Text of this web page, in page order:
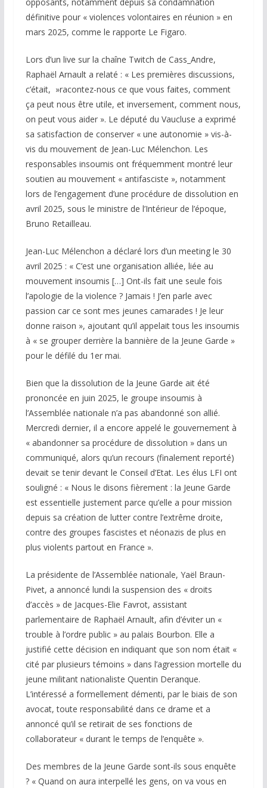
définitive pour « violences volontaires en réunion » en
mars 2025, comme le rapporte Le Figaro.
Lors d’un live sur la chaîne Twitch de Cass_Andre,
Raphaël Arnault a relaté : « Les premières discussions,
c’était, »racontez-nous ce que vous faites, comment
ça peut nous être utile, et inversement, comment nous,
on peut vous aider ». Le député du Vaucluse a exprimé
sa satisfaction de conserver « une autonomie » vis-à-
vis du mouvement de Jean-Luc Mélenchon. Les
responsables insoumis ont fréquemment montré leur
soutien au mouvement « antifasciste », notamment
lors de l’engagement d’une procédure de dissolution en
avril 2025, sous le ministre de l’Intérieur de l’époque,
Bruno Retailleau.
Jean-Luc Mélenchon a déclaré lors d’un meeting le 30
avril 2025 : « C’est une organisation alliée, liée au
mouvement insoumis […] Ont-ils fait une seule fois
l’apologie de la violence ? Jamais ! J’en parle avec
passion car ce sont mes jeunes camarades ! Je leur
donne raison », ajoutant qu’il appelait tous les insoumis
à « se grouper derrière la bannière de la Jeune Garde »
pour le défilé du 1er mai.
Bien que la dissolution de la Jeune Garde ait été
prononcée en juin 2025, le groupe insoumis à
l’Assemblée nationale n’a pas abandonné son allié.
Mercredi dernier, il a encore appelé le gouvernement à
« abandonner sa procédure de dissolution » dans un
communiqué, alors qu’un recours (finalement reporté)
devait se tenir devant le Conseil d’Etat. Les élus LFI ont
souligné : « Nous le disons fièrement : la Jeune Garde
est essentielle justement parce qu’elle a pour mission
depuis sa création de lutter contre l’extrême droite,
contre des groupes fascistes et néonazis de plus en
plus violents partout en France ».
La présidente de l’Assemblée nationale, Yaël Braun-
Pivet, a annoncé lundi la suspension des « droits
d’accès » de Jacques-Elie Favrot, assistant
parlementaire de Raphaël Arnault, afin d’éviter un «
trouble à l’ordre public » au palais Bourbon. Elle a
justifié cette décision en indiquant que son nom était «
cité par plusieurs témoins » dans l’agression mortelle du
jeune militant nationaliste Quentin Deranque.
L’intéressé a formellement démenti, par le biais de son
avocat, toute responsabilité dans ce drame et a
annoncé qu’il se retirait de ses fonctions de
collaborateur « durant le temps de l’enquête ».
Des membres de la Jeune Garde sont-ils sous enquête
? « Quand on aura interpellé les gens, on va vous en